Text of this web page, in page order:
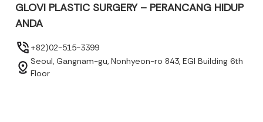
GLOVI PLASTIC SURGERY – PERANCANG HIDUP
ANDA
+82)02-515-3399
Seoul, Gangnam-gu, Nonhyeon-ro 843, EGI Building 6th
Floor